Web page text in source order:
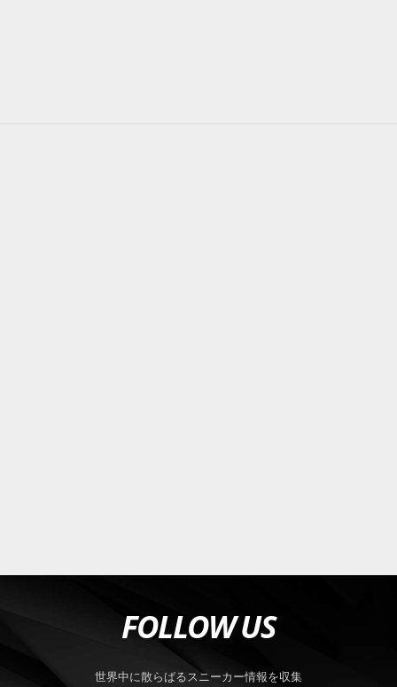
FOLLOW US
世界中に散らばるスニーカー情報を収集